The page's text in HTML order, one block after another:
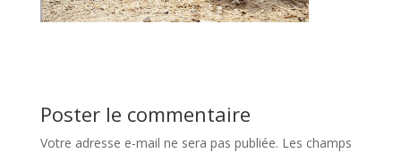
Poster le commentaire
Votre adresse e-mail ne sera pas publiée. Les champs